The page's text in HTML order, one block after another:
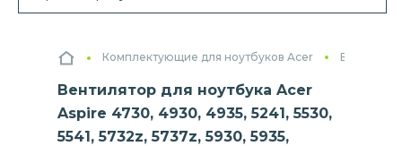
Комплектующие для ноутбуков Acer
Вентилятор для ноутбука Acer
Aspire 4730, 4930, 4935, 5241, 5530,
5541, 5732z, 5737z, 5930, 5935,